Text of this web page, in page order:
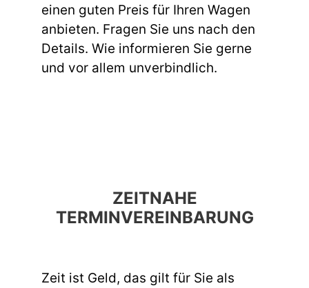
einen guten Preis für Ihren Wagen
anbieten. Fragen Sie uns nach den
Details. Wie informieren Sie gerne
und vor allem unverbindlich.
ZEITNAHE
TERMINVEREINBARUNG
Zeit ist Geld, das gilt für Sie als